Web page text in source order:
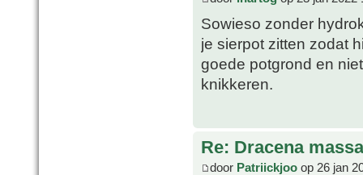
Sowieso zonder
je sierpot zitten zodat
goede potgrond en
knikkeren.
Re: Dracena
door Patriickjoo op 26 jan